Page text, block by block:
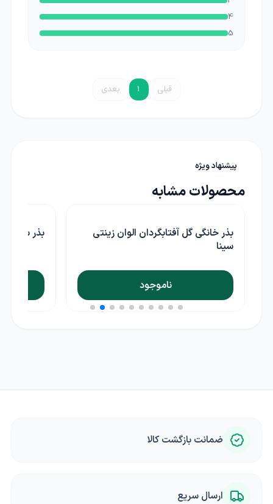
4
5
قبلی 1 بعدی
پیشنهاد ویژه
محصولات مشابه
الوان زینتی بذر سبزی ریحان برگ پهن ترک آرزومان
ناموجود
ضمانت بازگشت کالا
ارسال سریع